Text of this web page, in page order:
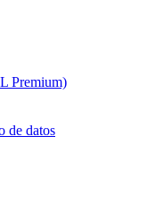
Premium)
de datos